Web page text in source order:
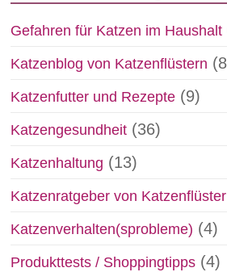
Gefahren für Katzen im Haushalt
Katzenblog von Katzenflüstern
Katzenfutter und Rezepte (9)
Katzengesundheit (36)
Katzenhaltung (13)
Katzenratgeber von
Katzenverhalten(sprobleme) (4)
Produkttests / Shoppingtipps (4)